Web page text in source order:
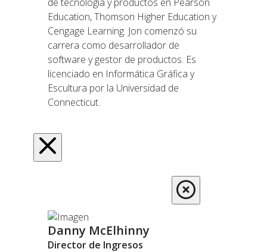
Education, Thomson Higher Education y
Cengage Learning. Jon comenzó su
carrera como desarrollador de
software y gestor de productos. Es
licenciado en Informática Gráfica y
Escultura por la Universidad de
Connecticut.
Danny McElhinny
Director de Ingresos